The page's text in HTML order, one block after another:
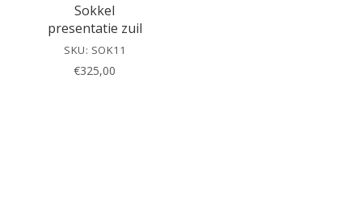
Sokkel
presentatie zuil
SKU: SOK11
€325,00